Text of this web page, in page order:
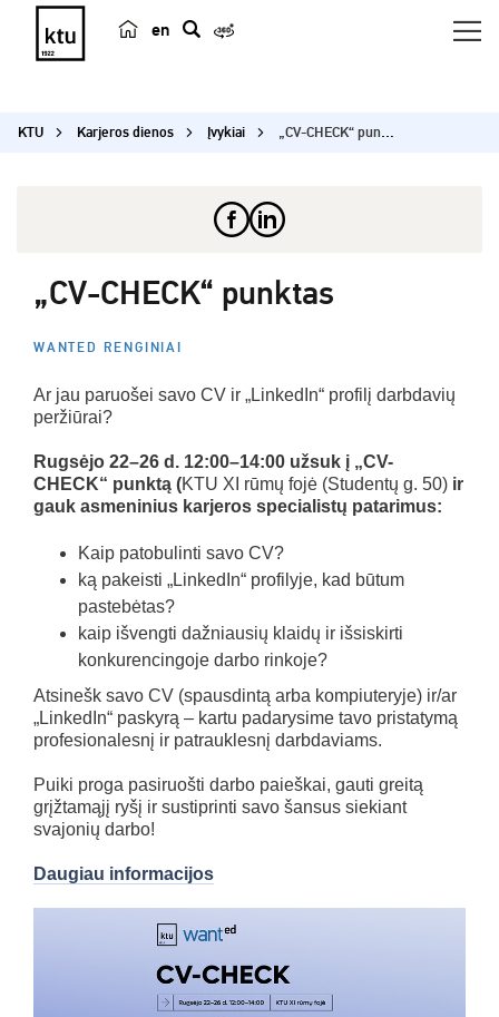
en
e
KTU Karjeros dienos Įvykiai „CV-CHECK“ punktas
„CV-CHECK“ punktas
WANTED RENGINIAI
Ar jau paruošei savo CV ir „LinkedIn“ profilį darbdavių
peržiūrai?
Rugsėjo 22–26 d. 12:00–14:00 užsuk į „CV-
CHECK“ punktą (KTU XI rūmų fojė (Studentų g. 50) ir
gauk asmeninius karjeros specialistų patarimus:
Kaip patobulinti savo CV?
ką pakeisti „LinkedIn“ profilyje, kad būtum
pastebėtas?
kaip išvengti dažniausių klaidų ir išsiskirti
konkurencingoje darbo rinkoje?
Atsinešk savo CV (spausdintą arba kompiuteryje) ir/ar
„LinkedIn“ paskyrą – kartu padarysime tavo pristatymą
profesionalesnį ir patrauklesnį darbdaviams.
Puiki proga pasiruošti darbo paieškai, gauti greitą
grįžtamąjį ryšį ir sustiprinti savo šansus siekiant
svajonių darbo!
Daugiau informacijos